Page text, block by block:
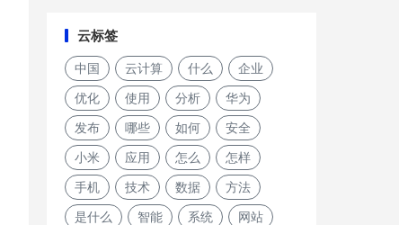
云标签
中国 云计算 什么 企业
优化 使用 分析 华为
发布 哪些 如何 安全
小米 应用 怎么 怎样
手机 技术 数据 方法
是什么 智能 系统 网站